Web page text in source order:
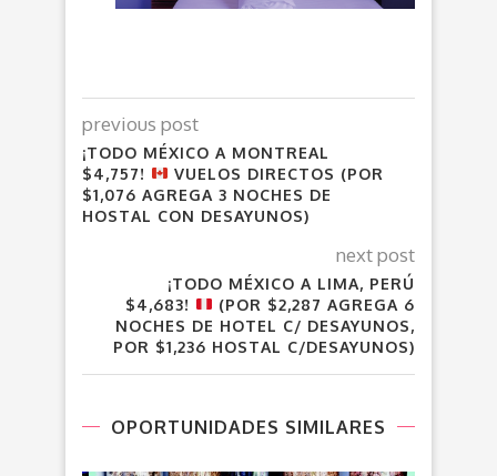
previous post
¡TODO MÉXICO A MONTREAL
$4,757!
VUELOS DIRECTOS (POR
$1,076 AGREGA 3 NOCHES DE
HOSTAL CON DESAYUNOS)
next post
¡TODO MÉXICO A LIMA, PERÚ
$4,683!
(POR $2,287 AGREGA 6
NOCHES DE HOTEL C/ DESAYUNOS,
POR $1,236 HOSTAL C/DESAYUNOS)
OPORTUNIDADES SIMILARES